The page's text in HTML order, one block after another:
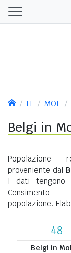
IT MOL
Belgi in
Popolazione
proveniente dal
I dati tengono
popolazione.
48
Belgi in